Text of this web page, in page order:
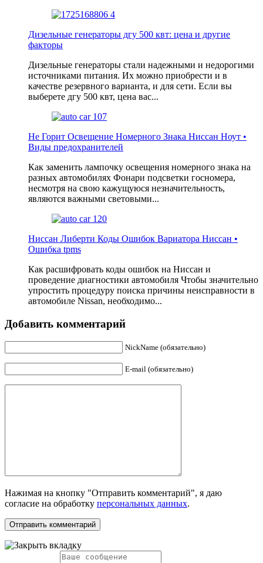
Дизельные генераторы дгу 500 квт: цена и другие
факторы
Дизельные генераторы стали надежными и недорогими
источниками питания. Их можно приобрести и в
качестве резервного варианта, и для сети. Если вы
выберете дгу 500 квт, цена вас...
Не Горит Освещение Номерного Знака Ниссан Ноут •
Виды предохранителей
Как заменить лампочку освещения номерного знака на
разных автомобилях Фонари подсветки госномера,
несмотря на свою кажущуюся незначительность,
являются важными световыми...
Ниссан Либерти Коды Ошибок Вариатора Ниссан •
Ошибка tpms
Как расшифровать коды ошибок на Ниссан и
проведение диагностики автомобиля Чтобы значительно
упростить процедуру поиска причины неисправности в
автомобиле Nissan, необходимо...
Добавить комментарий
NickName (обязательно)
E-mail (обязательно)
Нажимая на кнопку "Отправить комментарий", я даю
согласие на обработку персональных данных.